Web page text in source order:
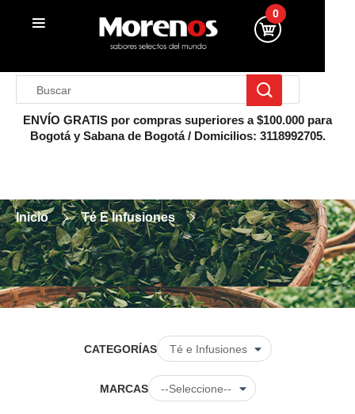
0
ENVÍO GRATIS por compras superiores a $100.000 para
Bogotá y Sabana de Bogotá / Domicilios: 3118992705.
Inicio Té E Infusiones
CATEGORÍAS
MARCAS